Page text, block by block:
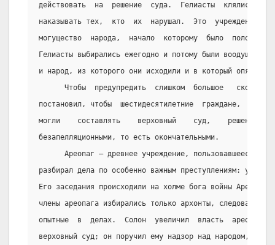
действовать  на  решение  суда.  Гелиасты  клялись
наказывать тех,  кто  их  нарушал.  Это  учреждение
могущество  народа,  начало  которому  было  положено
Гелиасты выбирались ежегодно и потому были
и народ, из которого они исходили и в который опять
Чтобы  предупредить  слишком  большое
постановил, чтобы  шестидесятилетние  граждане,
могли    составлять    верховный    суд,    решения
безапелляционными, то есть окончательными.
Ареопаг – древнее учреждение, пользовавшееся
разбирал дела по особенно важным преступлениям:
Его заседания происходили на холме бога войны Арея,
члены ареопага избирались только архонты,
опытные  в  делах.  Солон  увеличил  власть  ареопага,
верховный суд; он поручил ему надзор над народом, его